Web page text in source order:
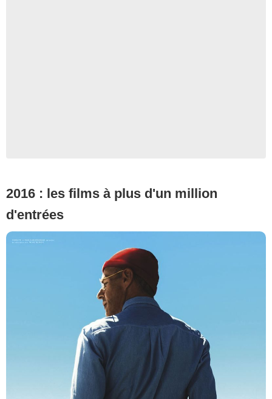
2016 : les films à plus d'un million
d'entrées